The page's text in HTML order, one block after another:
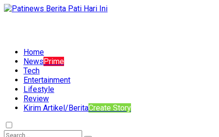
Home
NewsPrime
Tech
Entertainment
Lifestyle
Review
Kirim Artikel/BeritaCreate Story